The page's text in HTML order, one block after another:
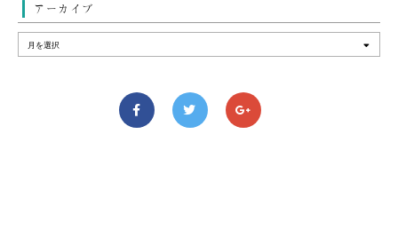
アーカイブ